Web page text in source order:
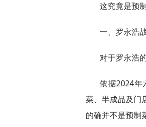
这究竟是预
一、罗永浩
对于罗永浩
依据2024年
菜、半成品及门
的确并不是预制